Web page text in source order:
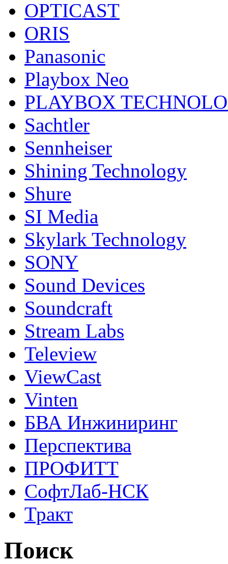
OPTICAST
ORIS
Panasonic
Playbox Neo
PLAYBOX
Sachtler
Sennheiser
Shining Technology
Shure
SI Media
Skylark Technology
SONY
Sound Devices
Soundcraft
Stream Labs
Teleview
ViewCast
Vinten
БВА Инжиниринг
Перспектива
ПРОФИТТ
СофтЛаб-НСК
Тракт
Поиск